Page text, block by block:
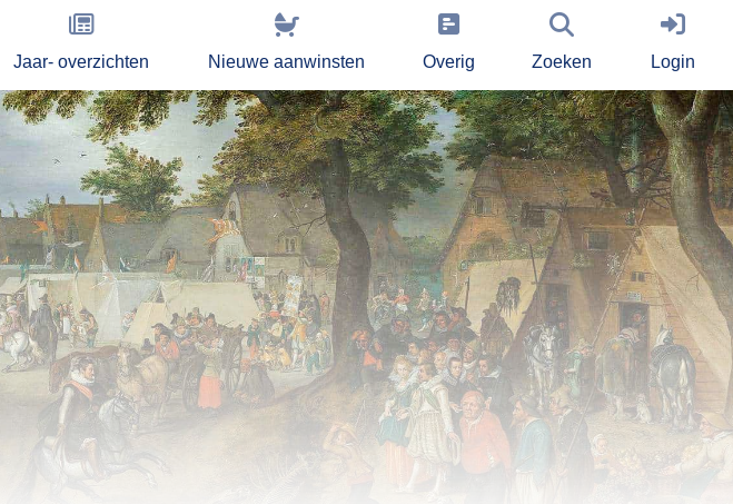
Jaar- overzichten Nieuwe aanwinsten Overig Zoeken Login